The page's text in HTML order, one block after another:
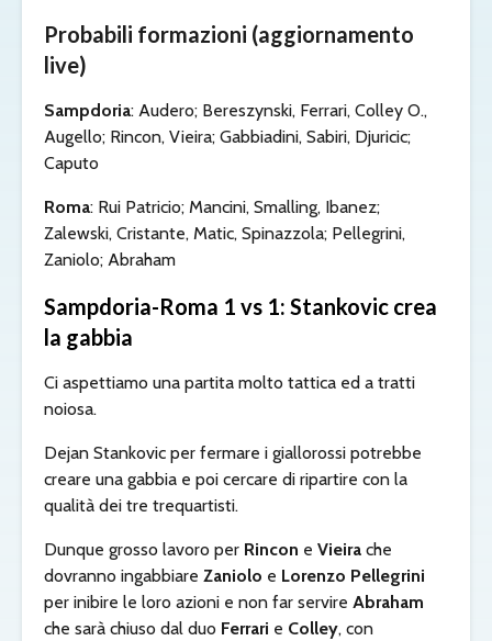
Probabili formazioni (aggiornamento
live)
Sampdoria: Audero; Bereszynski, Ferrari, Colley O.,
Augello; Rincon, Vieira; Gabbiadini, Sabiri, Djuricic;
Caputo
Roma: Rui Patricio; Mancini, Smalling, Ibanez;
Zalewski, Cristante, Matic, Spinazzola; Pellegrini,
Zaniolo; Abraham
Sampdoria-Roma 1 vs 1: Stankovic crea
la gabbia
Ci aspettiamo una partita molto tattica ed a tratti
noiosa.
Dejan Stankovic per fermare i giallorossi potrebbe
creare una gabbia e poi cercare di ripartire con la
qualità dei tre trequartisti.
Dunque grosso lavoro per Rincon e Vieira che
dovranno ingabbiare Zaniolo e Lorenzo Pellegrini
per inibire le loro azioni e non far servire Abraham
che sarà chiuso dal duo Ferrari e Colley, con